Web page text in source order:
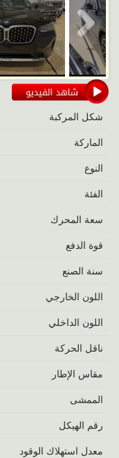
Next
شكل المركبة
الماركة
النوع
الفئة
‬سعة المحرك
قوة الدفع
سنة الصنع
اللون الخارجي
اللون الداخلي
ناقل الحركة
مقاس الإطار
الممشى
رقم الهيكل
معدل استهلاك الوقود